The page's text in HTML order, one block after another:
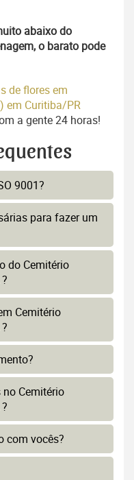
abaixo do
o barato pode
de flores em
em Curitiba/PR
a gente 24 horas!
9001?
para fazer um
do Cemitério
Cemitério
Cemitério
com vocês?